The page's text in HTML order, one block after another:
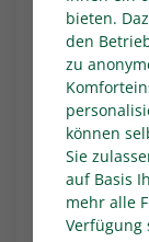
eine für
der KFC
Paderborn
"Während
so richtig
es eine
Trainer
"Fohlen"
Hamadi
bieten.
den
zu
können
Sie
auf Basis
mehr alle
Verfügung